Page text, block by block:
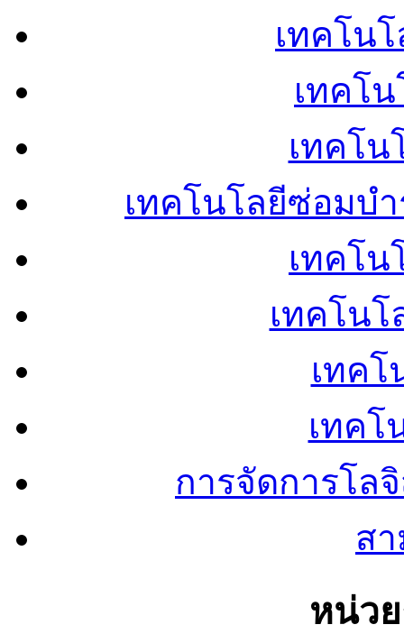
เทคโน
เทคโ
เทคโน
เทคโนโลยีซ่อมบ
เทคโน
เทคโน
เทคโ
เทคโ
การจัดการโล
ส
หน่ว